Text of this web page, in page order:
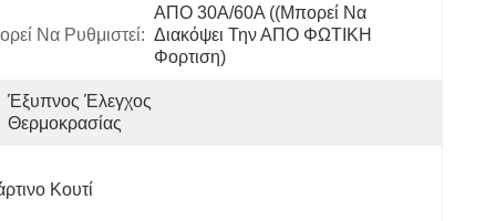
Να Ρυθμιστεί:
ΑΠΟ 30A/60A ((μπορεί Να
Διακόψει Την ΑΠΟ ΦΩΤΙΚΗ
Φορτιση)
Έξυπνος Έλεγχος
Θερμοκρασίας
Κουτί